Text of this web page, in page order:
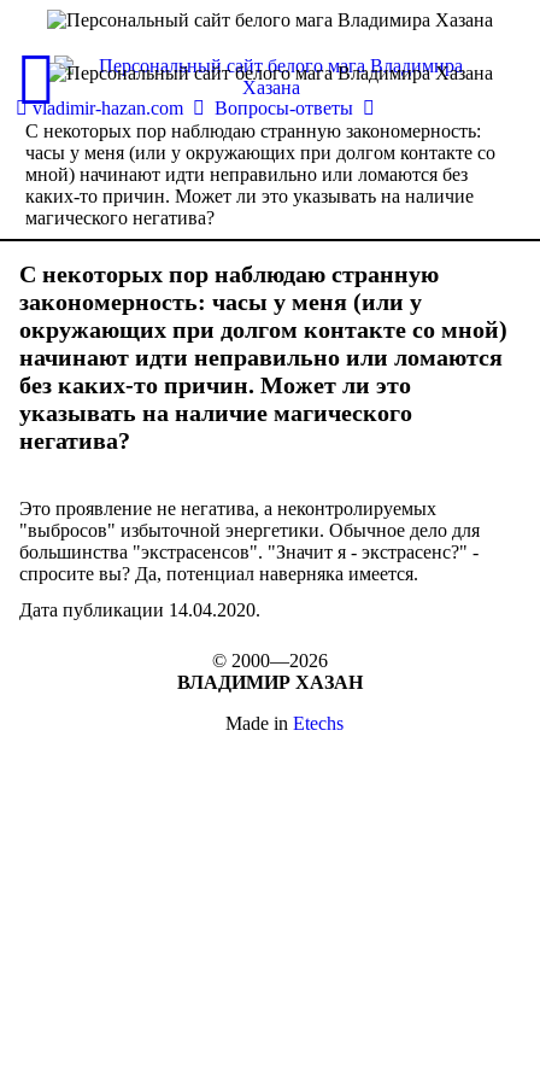
vladimir-hazan.com
Вопросы-ответы
С некоторых пор наблюдаю странную закономерность:
часы у меня (или у окружающих при долгом контакте со
мной) начинают идти неправильно или ломаются без
каких-то причин. Может ли это указывать на наличие
магического негатива?
С некоторых пор наблюдаю странную
закономерность: часы у меня (или у
окружающих при долгом контакте со мной)
начинают идти неправильно или ломаются
без каких-то причин. Может ли это
указывать на наличие магического
негатива?
Это проявление не негатива, а неконтролируемых
"выбросов" избыточной энергетики. Обычное дело для
большинства "экстрасенсов". "Значит я - экстрасенс?" -
спросите вы? Да, потенциал наверняка имеется.
Дата публикации 14.04.2020.
© 2000—2026
ВЛАДИМИР ХАЗАН
Made in Etechs